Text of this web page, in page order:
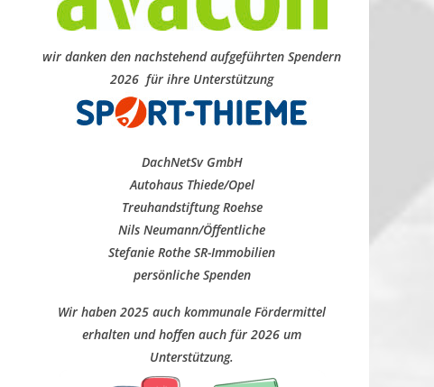
wir danken den nachstehend aufgeführten Spendern
2026 für ihre Unterstützung
DachNetSv GmbH
Autohaus Thiede/Opel
Treuhandstiftung Roehse
Nils Neumann/Öffentliche
Stefanie Rothe SR-Immobilien
persönliche Spenden
Wir haben 2025 auch kommunale Fördermittel
erhalten und hoffen auch für 2026 um
Unterstützung.